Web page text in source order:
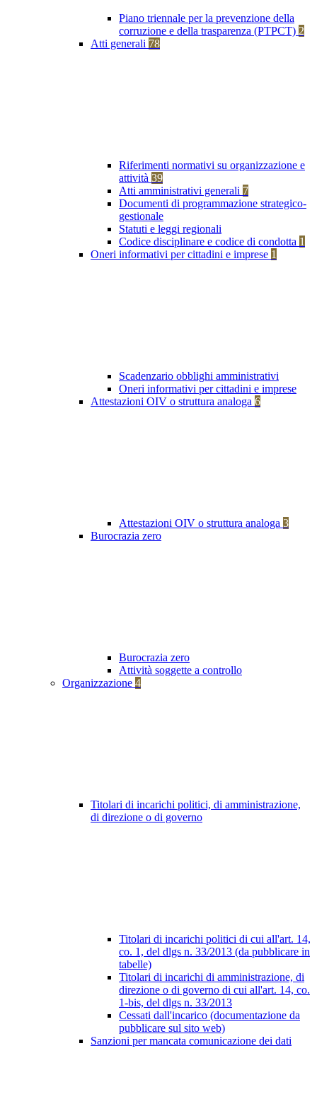
Piano triennale per la prevenzione della
corruzione e della trasparenza (PTPCT) 2
Atti generali 78
Riferimenti normativi su organizzazione e
attività 39
Atti amministrativi generali 7
Documenti di programmazione strategico-
gestionale
Statuti e leggi regionali
Codice disciplinare e codice di condotta 1
Oneri informativi per cittadini e imprese 1
Scadenzario obblighi amministrativi
Oneri informativi per cittadini e imprese
Attestazioni OIV o struttura analoga 6
Attestazioni OIV o struttura analoga 3
Burocrazia zero
Burocrazia zero
Attività soggette a controllo
Organizzazione 4
Titolari di incarichi politici, di amministrazione,
di direzione o di governo
Titolari di incarichi politici di cui all'art. 14,
co. 1, del dlgs n. 33/2013 (da pubblicare in
tabelle)
Titolari di incarichi di amministrazione, di
direzione o di governo di cui all'art. 14, co.
1-bis, del dlgs n. 33/2013
Cessati dall'incarico (documentazione da
pubblicare sul sito web)
Sanzioni per mancata comunicazione dei dati